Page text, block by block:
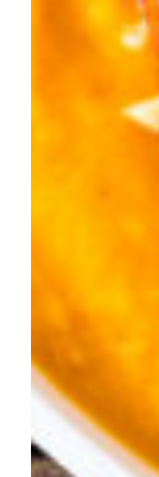
Equipement |
Réservez votre